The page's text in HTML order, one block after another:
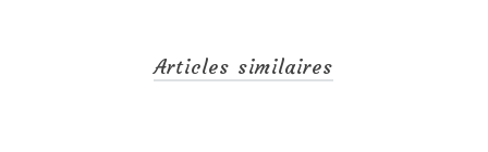
Articles similaires